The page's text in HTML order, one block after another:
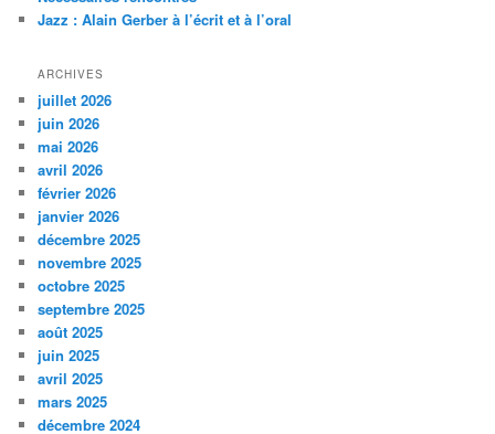
Jazz : Alain Gerber à l’écrit et à l’oral
ARCHIVES
juillet 2026
juin 2026
mai 2026
avril 2026
février 2026
janvier 2026
décembre 2025
novembre 2025
octobre 2025
septembre 2025
août 2025
juin 2025
avril 2025
mars 2025
décembre 2024